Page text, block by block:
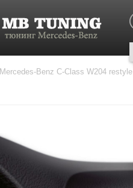
Mercedes-Benz C-Class W204 restyle